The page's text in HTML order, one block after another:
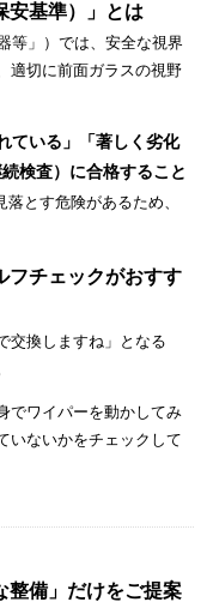
安基準）」とは
等」）では、安全な視界
適切に前面ガラスの視野
ている」「著しく劣化
検査）に合格すること
とす危険があるため、
フチェックがおすす
交換しますね」となる
でワイパーを動かしてみ
いないかをチェックして
整備」だけをご提案